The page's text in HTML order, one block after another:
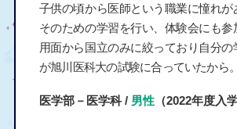
子供の頃から医師という職業に憧れが
そのための学習を行い、体験会にも参
用面から国立のみに絞っており自分の
が旭川医科大の試験に合っていたから。
医学部－医学科 / 男性（2022年度入学